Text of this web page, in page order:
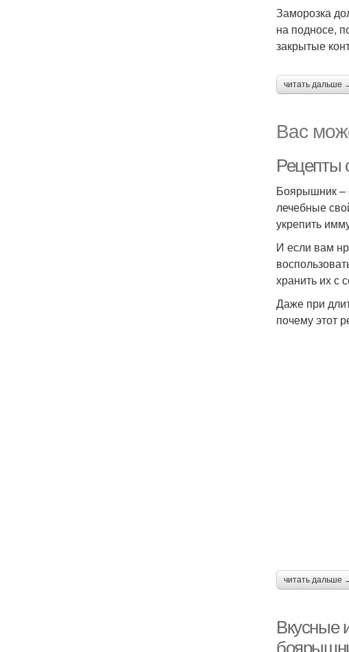
Заморозка
на подносе,
закрытые
читать дальше
Вас
Рецепты
Боярышник –
лечебные
укрепить
И если вам
хранить их с
Даже при
почему этот
читать дальше
Вкусные